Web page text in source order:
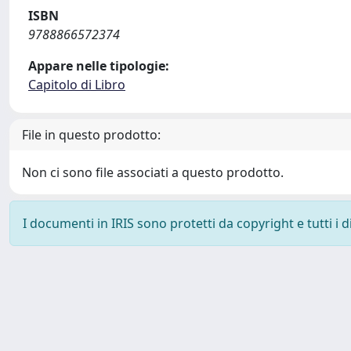
ISBN
9788866572374
Appare nelle tipologie:
Capitolo di Libro
File in questo prodotto:
Non ci sono file associati a questo prodotto.
I documenti in IRIS sono protetti da copyright e tutti i